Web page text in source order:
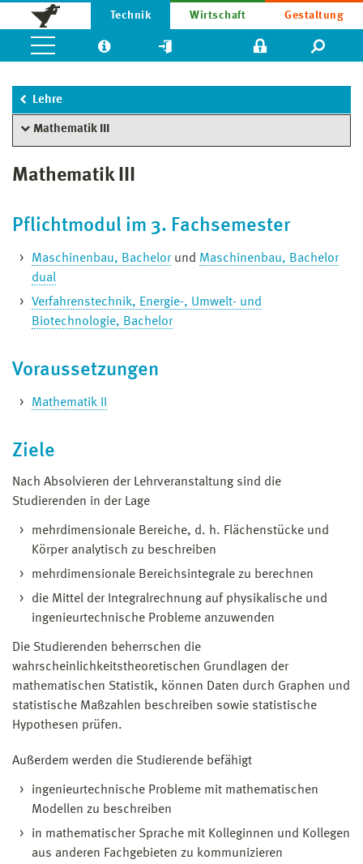
Technik Wirtschaft Gestaltung
Lehre
Mathematik III
Mathematik III
Pflichtmodul im 3. Fachsemester
Maschinenbau, Bachelorund Maschinenbau, Bachelor
dual
Verfahrenstechnik, Energie-, Umwelt- und
Biotechnologie, Bachelor
Voraussetzungen
Mathematik II
Ziele
Nach Absolvieren der Lehrveranstaltung sind die
Studierenden in der Lage
mehrdimensionale Bereiche, d. h. Flächenstücke und
Körper analytisch zu beschreiben
mehrdimensionale Bereichsintegrale zu berechnen
die Mittel der Integralrechnung auf physikalische und
ingenieurtechnische Probleme anzuwenden
Die Studierenden beherrschen die
wahrscheinlichkeitstheoretischen Grundlagen der
mathematischen Statistik, können Daten durch Graphen und
statistische Maßzahlen beschreiben sowie statistische
Hypothesen prüfen.
Außerdem werden die Studierende befähigt
ingenieurtechnische Probleme mit mathematischen
Modellen zu beschreiben
in mathematischer Sprache mit Kolleginnen und Kollegen
aus anderen Fachgebieten zu kommunizieren